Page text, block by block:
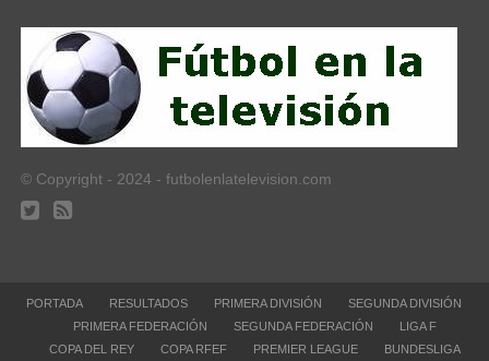
© Copyright - 2024 - futbolenlatelevision.com
PORTADA RESULTADOS PRIMERA DIVISIÓN
SEGUNDA DIVISIÓN
PRIMERA FEDERACIÓN
SEGUNDA FEDERACIÓN
LIGA F
COPA DEL REY
COPA RFEF PREMIER LEAGUE BUNDESLIGA